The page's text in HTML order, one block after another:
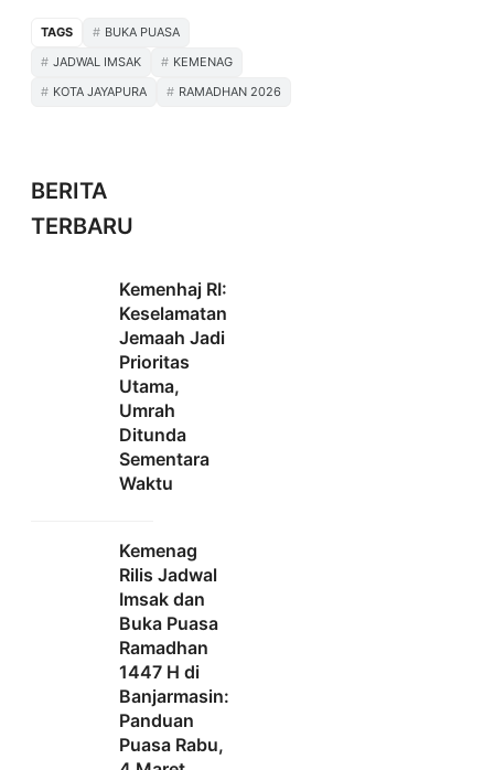
TAGS
BUKA PUASA
JADWAL IMSAK
KEMENAG
KOTA JAYAPURA
RAMADHAN 2026
BERITA
TERBARU
Kemenhaj RI:
Keselamatan
Jemaah Jadi
Prioritas
Utama,
Umrah
Ditunda
Sementara
Waktu
Kemenag
Rilis Jadwal
Imsak dan
Buka Puasa
Ramadhan
1447 H di
Banjarmasin:
Panduan
Puasa Rabu,